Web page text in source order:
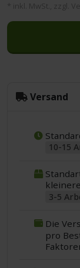
* inkl. MwSt., zzgl.
Versand
10-15
3-5
Die
pro